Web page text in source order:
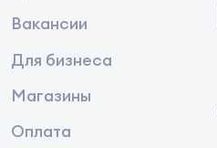
Вакансии
Для бизнеса
Магазины
Оплата